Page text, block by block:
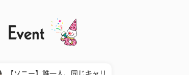
【ソニー】誰一人、同じキャリ